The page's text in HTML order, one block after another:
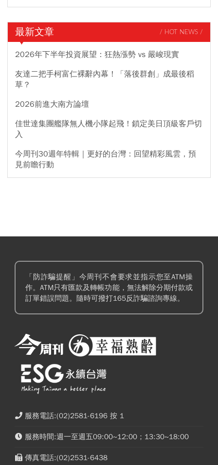
最新文章 / HOT NEWS /
2026年下半年投資展望：狂熱漲勢 vs 嚴峻現實
友達二把手柯富仁裸辭內幕！「落後群創」成最後稻
草？
2026前進大南方論壇
佳世達集團艦隊無人機小隊起飛！鎖定美日頂級客戶切
入
今周刊30週年特輯｜更好的台灣：回望精彩風雲，預
見前瞻行動
「防詐騙提醒」今周刊不會要求並指示您至ATM操
作。ATM只有匯款及轉帳功能，無法解除分期付款或
訂單錯誤問題。隨時可撥打165反詐騙諮詢專線。
服務電話:(02)2581-6196 按 1
服務時間:週一至週五09:00~12:00；13:30~18:00
傳真電話:(02)2531-6438